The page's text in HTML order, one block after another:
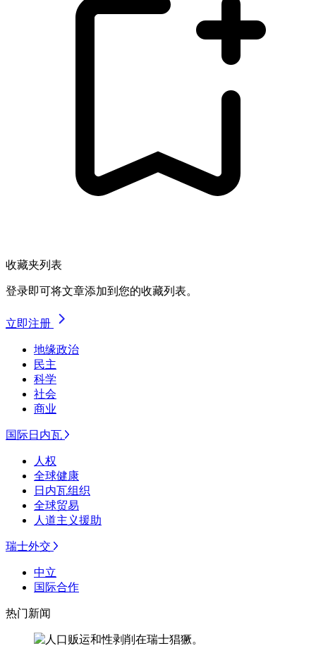
收藏夹列表
登录即可将文章添加到您的收藏列表。
立即注册
地缘政治
民主
科学
社会
商业
国际日内瓦
人权
全球健康
日内瓦组织
全球贸易
人道主义援助
瑞士外交
中立
国际合作
热门新闻